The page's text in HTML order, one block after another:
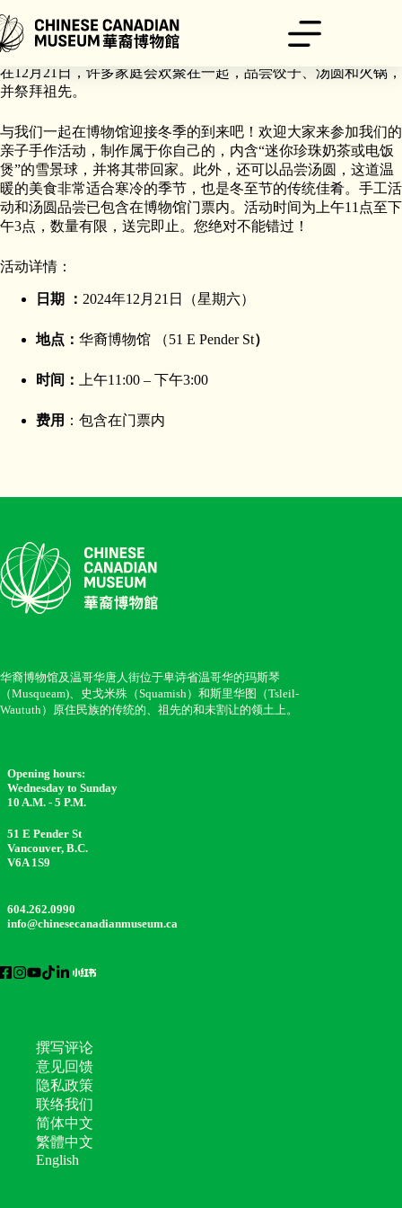
至
内
冬至是一年中夜晚最长的日子，象征冬季的到来。今年的冬至节
在12月21日，许多家庭会欢聚在一起，品尝饺子、汤圆和火锅，
并祭拜祖先。
与我们一起在博物馆迎接冬季的到来吧！欢迎大家来参加我们的
亲子手作活动，制作属于你自己的，内含“迷你珍珠奶茶或电饭
煲”的雪景球，并将其带回家。此外，还可以品尝汤圆，这道温
暖的美食非常适合寒冷的季节，也是冬至节的传统佳肴。手工活
动和汤圆品尝已包含在博物馆门票内。活动时间为上午11点至下
午3点，数量有限，送完即止。您绝对不能错过！
活动详情：
日期 ： 2024年12月21日（星期六）
地点： 华裔博物馆 （51 E Pender St）
时间： 上午11:00 – 下午3:00
费用 ：包含在门票内
华裔博物馆及温哥华唐人街位于卑诗省温哥华的玛斯琴
（Musqueam)、史戈米殊（Squamish）和斯里华图（Tsleil-
Waututh）原住民族的传统的、祖先的和未割让的领土上。
Opening hours:
Wednesday to Sunday
10 A.M. - 5 P.M.
51 E Pender St
Vancouver, B.C.
V6A 1S9
604.262.0990
info@chinesecanadianmuseum.ca
撰写评论
意见回馈
隐私政策
联络我们
简体中文
繁體中文
English